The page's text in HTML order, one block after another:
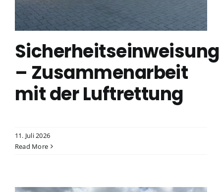
Sicherheitseinweisung
– Zusammenarbeit
mit der Luftrettung
11. Juli 2026
Read More